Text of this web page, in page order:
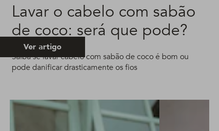
Lavar o cabelo com sabão
de coco: será que pode?
Saiba se lavar cabelo com sabão de coco é bom ou
pode danificar drasticamente os fios
Ver artigo